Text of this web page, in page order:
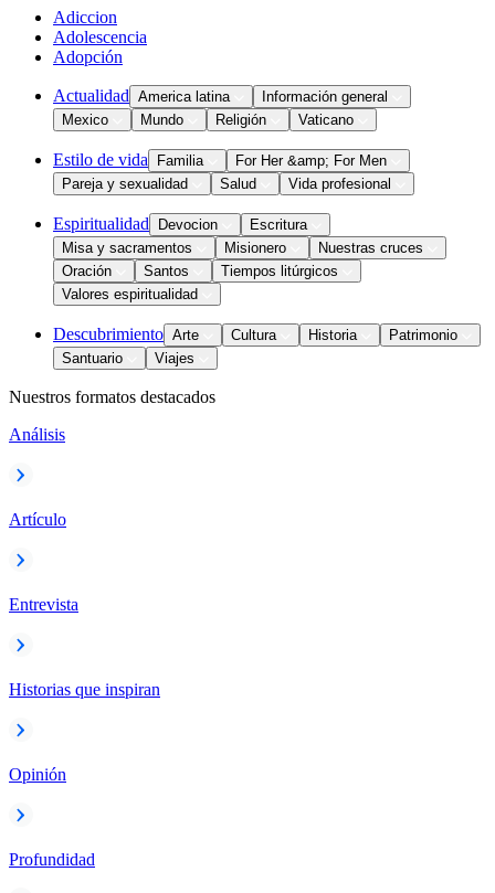
Adiccion
Adolescencia
Adopción
Actualidad America latina
Información general
Mexico
Mundo Religión Vaticano
Estilo de vida Familia
For Her &amp; For Men
Pareja y sexualidad
Salud Vida profesional
Espiritualidad Devocion
Escritura
Misa y sacramentos
Misionero
Nuestras cruces
Oración
Santos
Tiempos litúrgicos
Valores espiritualidad
Descubrimiento Arte Cultura Historia
Patrimonio
Santuario
Viajes
Nuestros formatos destacados
Análisis
Artículo
Entrevista
Historias que inspiran
Opinión
Profundidad